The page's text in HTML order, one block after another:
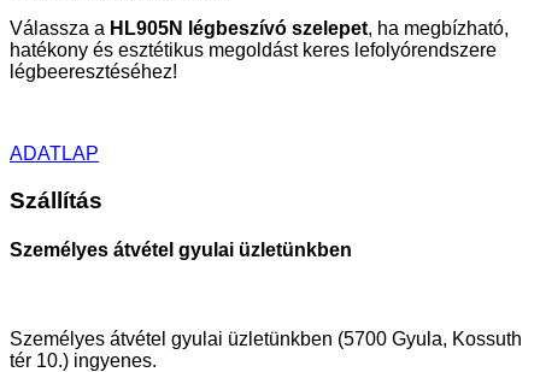
Válassza a HL905N légbeszívó szelepet, ha megbízható,
hatékony és esztétikus megoldást keres lefolyórendszere
légbeeresztéséhez!
ADATLAP
Szállítás
Személyes átvétel gyulai üzletünkben
Személyes átvétel gyulai üzletünkben (5700 Gyula, Kossuth
tér 10.) ingyenes.